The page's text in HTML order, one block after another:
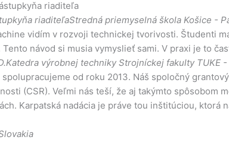
riaditeľaStredná priemyselná škola Košice -
vidím v rozvoji technickej tvorivosti. Študenti
návod si musia vymyslieť sami. V praxi je to
Katedra výrobnej techniky Strojníckej fakulty TUKE
spolupracujeme od roku 2013. Náš spoločný
(CSR). Veľmi nás teší, že aj takýmto spôsobom
Karpatská nadácia je práve tou inštitúciou,